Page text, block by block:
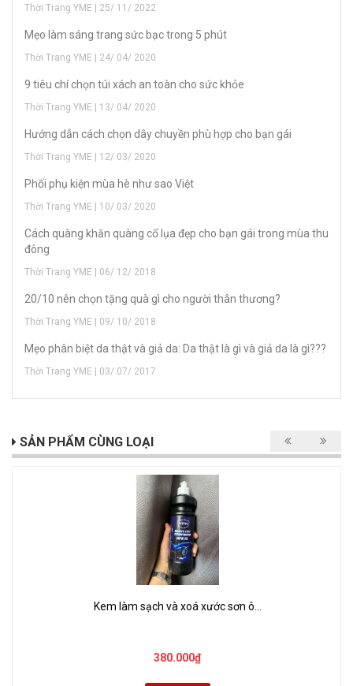
Thời Trang YME | 25/ 11/ 2022
Mẹo làm sáng trang sức bạc trong 5 phút
Thời Trang YME | 24/ 04/ 2020
9 tiêu chí chọn túi xách an toàn cho sức khỏe
Thời Trang YME | 13/ 04/ 2020
H­ướng dẫn cách chọn dây chuyền phù hợp cho bạn gái
Thời Trang YME | 12/ 03/ 2020
Phối phụ kiện mùa hè như sao Việt
Thời Trang YME | 10/ 03/ 2020
Cách quàng khăn quàng cổ lụa đẹp cho bạn gái trong mùa thu
đông
Thời Trang YME | 06/ 12/ 2018
20/10 nên chọn tặng quà gì cho người thân thương?
Thời Trang YME | 09/ 10/ 2018
Mẹo phân biệt da thật và giả da: Da thật là gì và giả da là gì???
Thời Trang YME | 03/ 07/ 2017
SẢN PHẨM CÙNG LOẠI
Kem làm sạch và xoá xước sơn ô...
380.000₫